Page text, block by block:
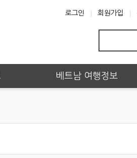
로그인 회원가입
베트남 여행정보